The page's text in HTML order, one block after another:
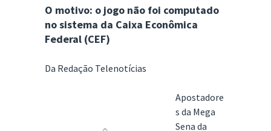
O motivo: o jogo não foi computado
no sistema da Caixa Econômica
Federal (CEF)
Da Redação Telenotícias
Apostadore
s da Mega
Sena da